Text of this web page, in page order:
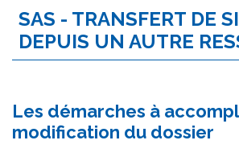
SAS - TRANSFERT DE
DEPUIS UN AUTRE
Les démarches à
modification du dossier